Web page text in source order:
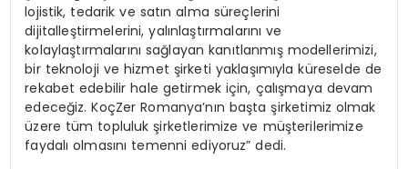
lojistik, tedarik ve satın alma süreçlerini
dijitalleştirmelerini, yalınlaştırmalarını ve
kolaylaştırmalarını sağlayan kanıtlanmış modellerimizi,
bir teknoloji ve hizmet şirketi yaklaşımıyla küreselde de
rekabet edebilir hale getirmek için, çalışmaya devam
edeceğiz. KoçZer Romanya’nın başta şirketimiz olmak
üzere tüm topluluk şirketlerimize ve müşterilerimize
faydalı olmasını temenni ediyoruz” dedi.